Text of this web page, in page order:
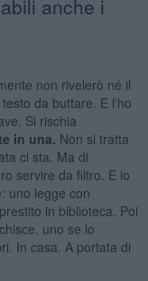
anche i
non rivelerò né il
da buttare. E l'ho
Si rischia
in una. Non si tratta
ci sta. Ma di
servire da filtro. E io
uno legge con
in biblioteca. Poi
uno se lo
In casa. A portata di